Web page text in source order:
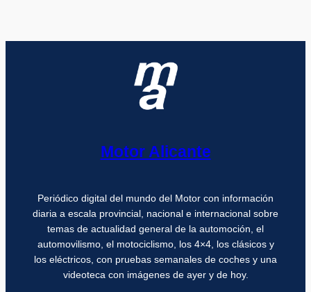
Motor Alicante
Periódico digital del mundo del Motor con información
diaria a escala provincial, nacional e internacional sobre
temas de actualidad general de la automoción, el
automovilismo, el motociclismo, los 4×4, los clásicos y
los eléctricos, con pruebas semanales de coches y una
videoteca con imágenes de ayer y de hoy.